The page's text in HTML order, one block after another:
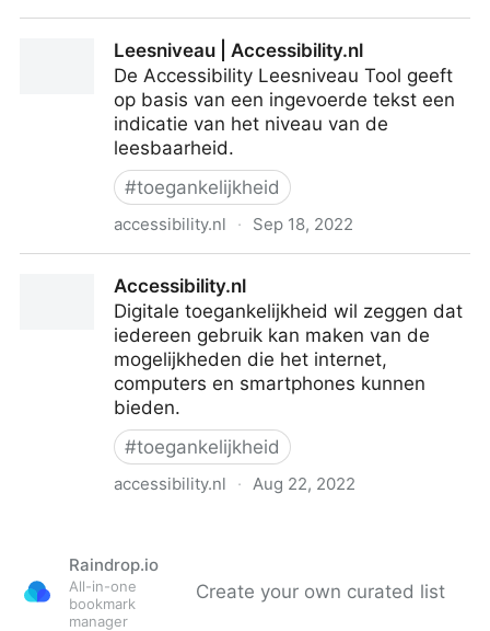
Leesniveau | Accessibility.nl
De Accessibility Leesniveau Tool geeft
op basis van een ingevoerde tekst een
indicatie van het niveau van de
leesbaarheid.
#toegankelijkheid
accessibility.nl · Sep 18, 2022
Accessibility.nl
Digitale toegankelijkheid wil zeggen dat
iedereen gebruik kan maken van de
mogelijkheden die het internet,
computers en smartphones kunnen
bieden.
#toegankelijkheid
accessibility.nl · Aug 22, 2022
Raindrop.io
All-in-one
bookmark
manager
Create your own curated list